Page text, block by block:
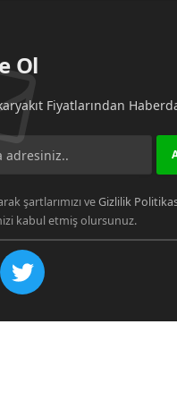
Ol
Fiyatlarından
şartlarımızı veGizlilik
kabul etmiş olursunuz.